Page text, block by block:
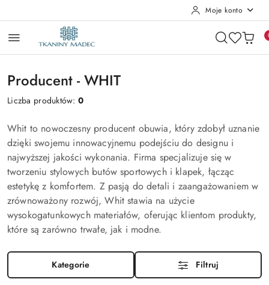
Moje konto
Producent - WHIT
Liczba produktów:0
Whit to nowoczesny producent obuwia, który zdobył uznanie
dzięki swojemu innowacyjnemu podejściu do designu i
najwyższej jakości wykonania. Firma specjalizuje się w
tworzeniu stylowych butów sportowych i klapek, łącząc
estetykę z komfortem. Z pasją do detali i zaangażowaniem w
zrównoważony rozwój, Whit stawia na użycie
wysokogatunkowych materiałów, oferując klientom produkty,
które są zarówno trwałe, jak i modne.
Kategorie Filtruj